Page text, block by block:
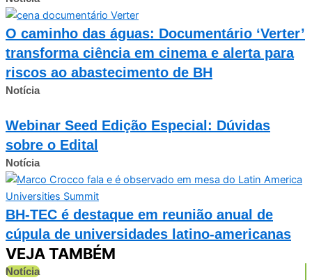
O caminho das águas: Documentário ‘Verter’
transforma ciência em cinema e alerta para
riscos ao abastecimento de BH
Notícia
Webinar Seed Edição Especial: Dúvidas
sobre o Edital
Notícia
BH-TEC é destaque em reunião anual de
cúpula de universidades latino-americanas
VEJA TAMBÉM
Notícia